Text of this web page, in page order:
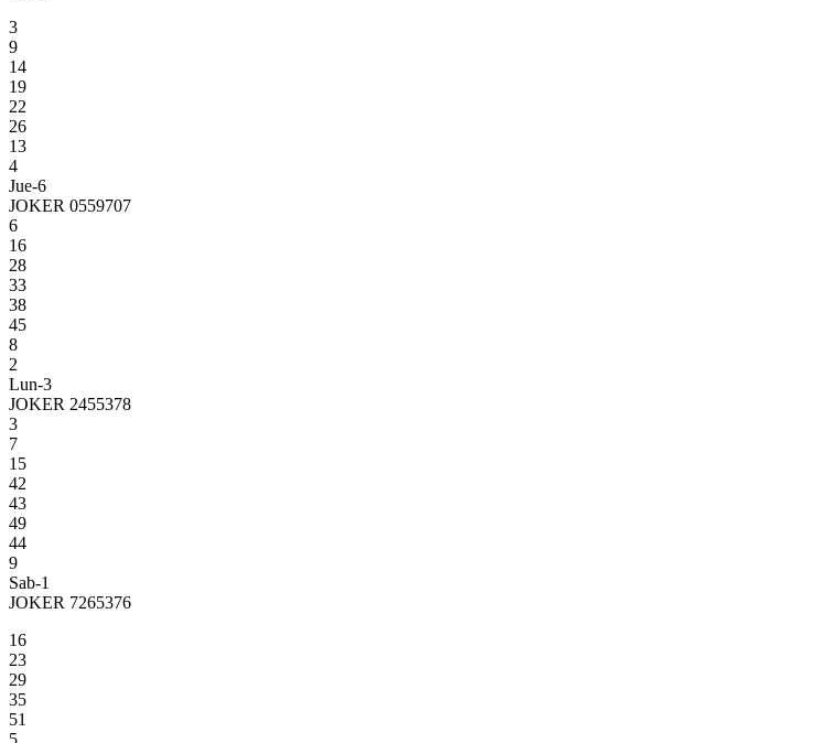
3
9
14
19
22
26
13
4
Jue-6
JOKER 0559707
6
16
28
33
38
45
8
2
Lun-3
JOKER 2455378
3
7
15
42
43
49
44
9
Sab-1
JOKER 7265376
16
23
29
35
51
5